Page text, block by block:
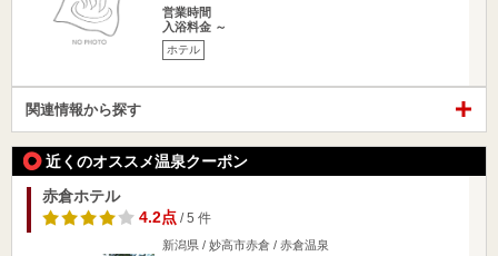
営業時間
入浴料金 ～
ホテル
関連情報から探す
近くのオススメ温泉クーポン
赤倉ホテル
4.2点/ 5 件
新潟県 / 妙高市赤倉 / 赤倉温泉